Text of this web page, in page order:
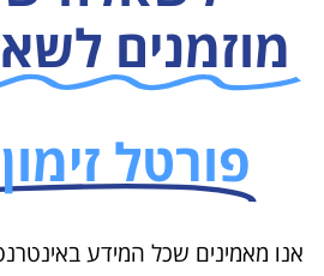
מוזמנים
פורטל
אנו מאמינים שכל המידע